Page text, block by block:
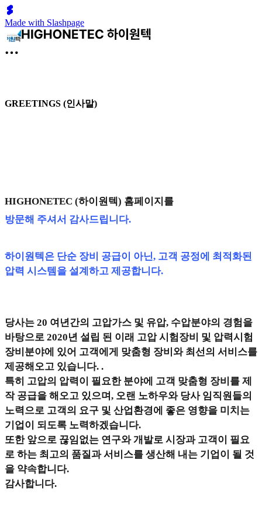
Made with Slashpage
GREETINGS (인사말)
HIGHONETEC (하이원텍) 홈페이지를
방문해 주셔서 감사드립니다.
하이원텍은 단순 장비 공급이 아닌, 고객 공정에 최적화된
압력 시스템을 설계하고 제공합니다.
당사는 20 여년간의 고압가스 및 유압, 수압분야의 경험을
바탕으로 2020년 설립 된 이래 고압 시험장비 및 압력시험
장비분야에 있어 고객에게 맞춤형 장비와 최선의 서비스를
제공해오고 있습니다. .
특히 고압의 압력이 필요한 분야에 고객 맞춤형 장비를 제
작 공급을 해오고 있으며, 오랜 노하우와 당사 임직원들의
노력으로 고객의 요구 및 산업환경에 좋은 영향을 미치는
기업이 되도록 노력하겠습니다.
또한 앞으로 끊임없는 연구와 개발로 시장과 고객이 필요
로 하는 최고의 품질과 서비스를 생산해 내는 기업이 될 것
을 약속합니다.
감사합니다.